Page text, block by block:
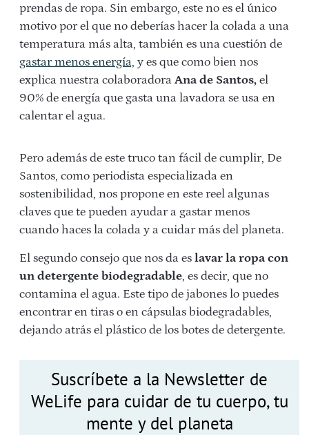
prendas de ropa. Sin embargo, este no es el único
motivo por el que no deberías hacer la colada a una
temperatura más alta, también es una cuestión de
gastar menos energía, y es que como bien nos
explica nuestra colaboradora Ana de Santos, el
90% de energía que gasta una lavadora se usa en
calentar el agua.
Pero además de este truco tan fácil de cumplir, De
Santos, como periodista especializada en
sostenibilidad, nos propone en este reel algunas
claves que te pueden ayudar a gastar menos
cuando haces la colada y a cuidar más del planeta.
El segundo consejo que nos da es lavar la ropa con
un detergente biodegradable, es decir, que no
contamina el agua. Este tipo de jabones lo puedes
encontrar en tiras o en cápsulas biodegradables,
dejando atrás el plástico de los botes de detergente.
Suscríbete a la Newsletter de
WeLife para cuidar de tu cuerpo, tu
mente y del planeta